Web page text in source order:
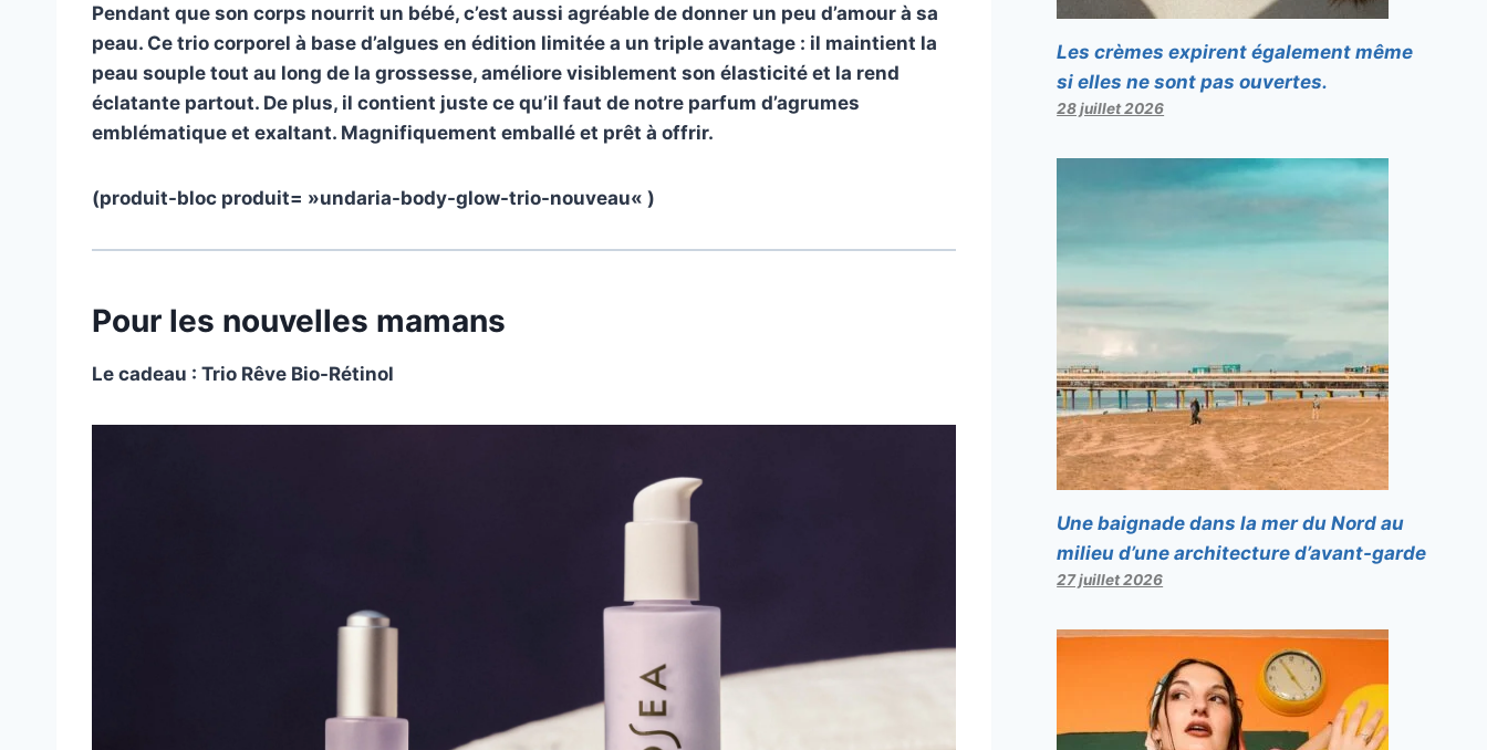
Pendant que son corps nourrit un bébé, c’est aussi agréable de donner un peu d’amour à sa
peau. Ce trio corporel à base d’algues en édition limitée a un triple avantage : il maintient la
peau souple tout au long de la grossesse, améliore visiblement son élasticité et la rend
éclatante partout. De plus, il contient juste ce qu’il faut de notre parfum d’agrumes
emblématique et exaltant. Magnifiquement emballé et prêt à offrir.
(produit-bloc produit= »undaria-body-glow-trio-nouveau« )
Pour les nouvelles mamans
Le cadeau : Trio Rêve Bio-Rétinol
Les crèmes expirent également même
si elles ne sont pas ouvertes.
28 juillet 2026
Une baignade dans la mer du Nord au
milieu d’une architecture d’avant-garde
27 juillet 2026